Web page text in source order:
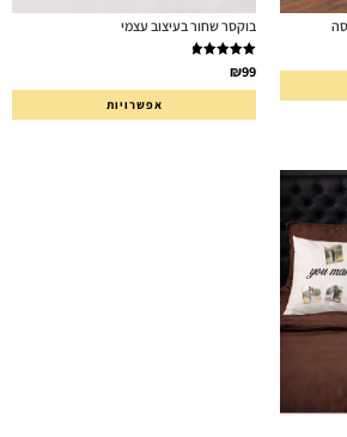
בוקסר שחור בעיצוב עצמי
דורג5.00₪99
אפשרויות